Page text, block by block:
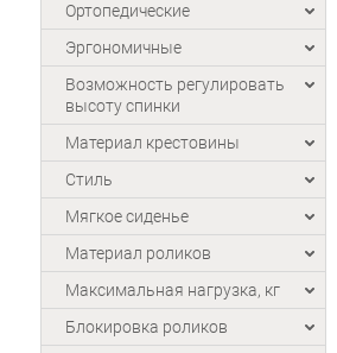
Ортопедические
Эргономичные
Возможность регулировать
высоту спинки
Материал крестовины
Стиль
Мягкое сиденье
Материал роликов
Максимальная нагрузка, кг
Блокировка роликов